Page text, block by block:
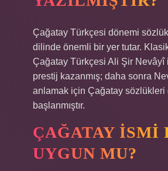
Çağatay Türkçesi dönemi
dilinde önemli bir yer tutar.
Çağatay Türkçesi Ali Şir Nevâyî
prestij kazanmış; daha sonra
anlamak için Çağatay sözlükleri
başlanmıştır.
ÇAĞATAY ISMI
UYGUN MU?